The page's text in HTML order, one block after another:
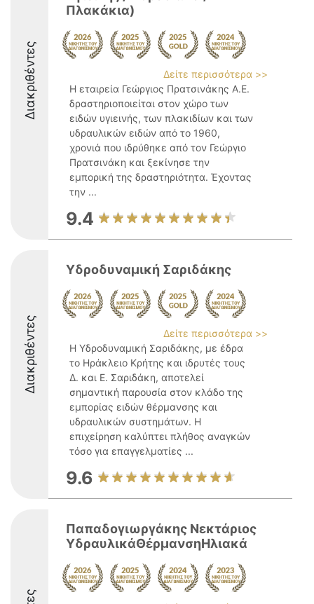
Διακριθέντες
Πλακάκια)
Δείτε περισσότερα >>
Η εταιρεία Γεώργιος Πρατσινάκης Α.Ε.
δραστηριοποιείται στον χώρο των
ειδών υγιεινής, των πλακιδίων και των
υδραυλικών ειδών από το 1960,
χρονιά που ιδρύθηκε από τον Γεώργιο
Πρατσινάκη και ξεκίνησε την
εμπορική της δραστηριότητα. Έχοντας
την ...
9.4
Διακριθέντες
Υδροδυναμική Σαριδάκης
Δείτε περισσότερα >>
Η Υδροδυναμική Σαριδάκης, με έδρα
το Ηράκλειο Κρήτης και ιδρυτές τους
Δ. και Ε. Σαριδάκη, αποτελεί
σημαντική παρουσία στον κλάδο της
εμπορίας ειδών θέρμανσης και
υδραυλικών συστημάτων. Η
επιχείρηση καλύπτει πλήθος αναγκών
τόσο για επαγγελματίες ...
9.6
Παπαδογιωργάκης Νεκτάριος
ΥδραυλικάΘέρμανσηΗλιακά